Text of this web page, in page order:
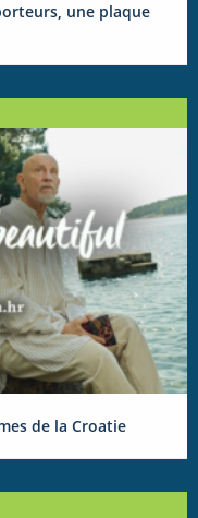
une plaque
de la Croatie